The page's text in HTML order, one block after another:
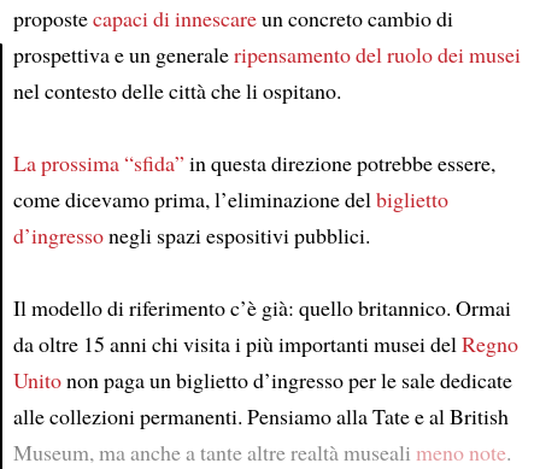
propostecapaci di innescareun concreto cambio di
prospettiva e un generaleripensamento del ruolo dei musei
nel contesto delle città che li ospitano.
La prossima “sfida” in questa direzione potrebbe essere,
come dicevamo prima, l’eliminazione delbiglietto
d’ingressonegli spazi espositivi pubblici.
Il modello di riferimento c’è già: quello britannico. Ormai
da oltre 15 anni chi visita i più importanti musei delRegno
Unitonon paga un biglietto d’ingresso per le sale dedicate
alle collezioni permanenti. Pensiamo alla Tate e al British
Museum, ma anche a tante altre realtà museali meno note.